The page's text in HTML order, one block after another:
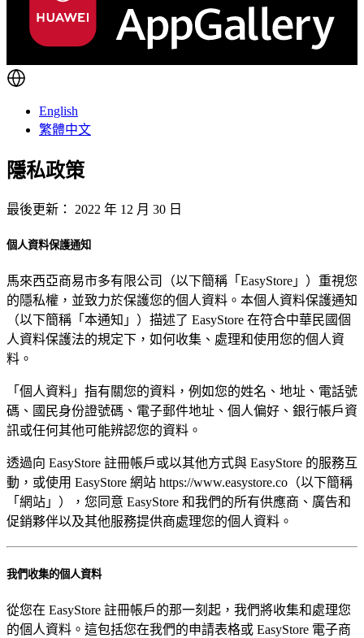
English
繁體中文
隱私政策
最後更新： 2022 年 12 月 30 日
個人資料保護通知
馬來西亞商易市多有限公司（以下簡稱「EasyStore」）重視您
的隱私權，並致力於保護您的個人資料。本個人資料保護通知
（以下簡稱「本通知」）描述了 EasyStore 在符合中華民國個
人資料保護法的規定下，如何收集、處理和使用您的個人資
料。
「個人資料」指有關您的資料，例如您的姓名、地址、電話號
碼、國民身份證號碼、電子郵件地址、個人偏好、銀行帳戶資
訊或任何其他可能辨認您的資料。
透過向 EasyStore 註冊帳戶或以其他方式與 EasyStore 的服務互
動，或使用 EasyStore 網站 https://www.easystore.co（以下簡稱
「網站」），您同意 EasyStore 和我們的所有供應商、廣告和
促銷夥伴以及其他服務提供商處理您的個人資料。
我們收集的個人資料
從您在 EasyStore 註冊帳戶的那一刻起，我們將收集和處理您
的個人資料。這包括您在我們的申請表格或 EasyStore 電子商